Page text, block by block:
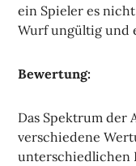
ein Spieler es
Wurf ungültig und
Bewertung:
Das Spektrum der
verschiedene
unterschiedlichen